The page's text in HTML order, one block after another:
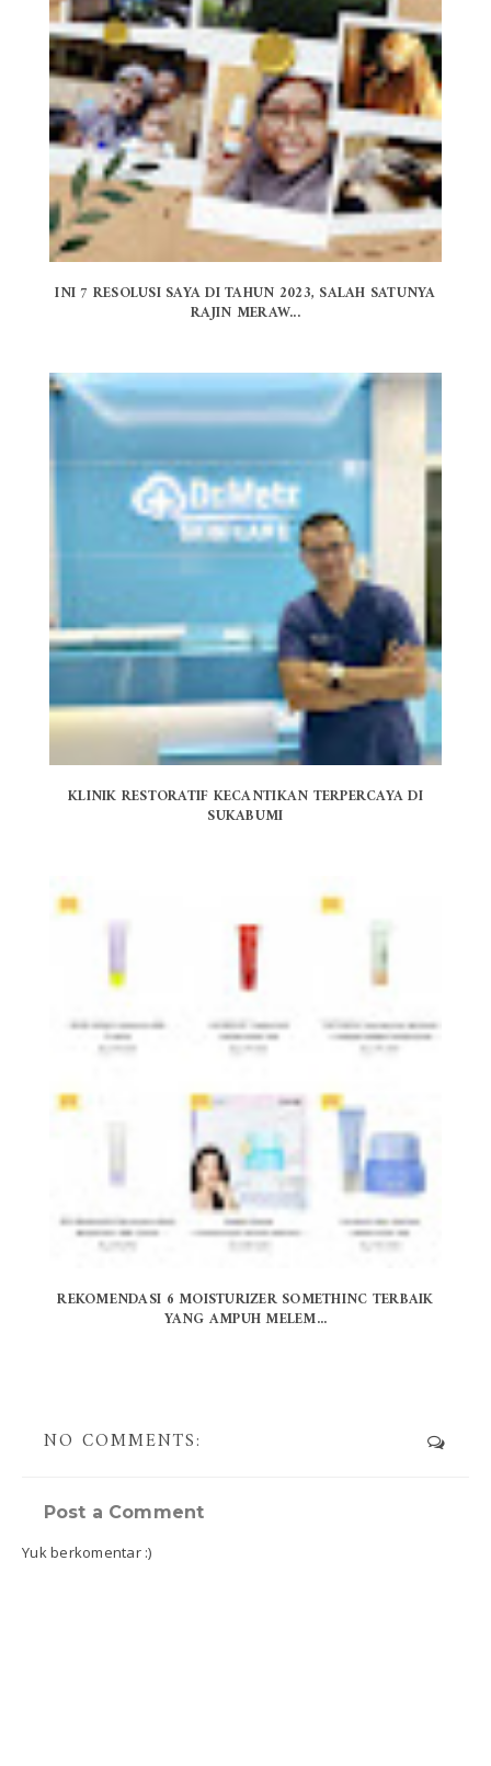
INI 7 RESOLUSI SAYA DI TAHUN 2023, SALAH SATUNYA
RAJIN MERAW...
KLINIK RESTORATIF KECANTIKAN TERPERCAYA DI
SUKABUMI
REKOMENDASI 6 MOISTURIZER SOMETHINC TERBAIK
YANG AMPUH MELEM...
NO COMMENTS:
Post a Comment
Yuk berkomentar :)